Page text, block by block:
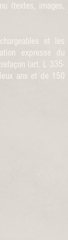
(textes, images,
et les
expresse du
(art. L 335-
ans et de 150